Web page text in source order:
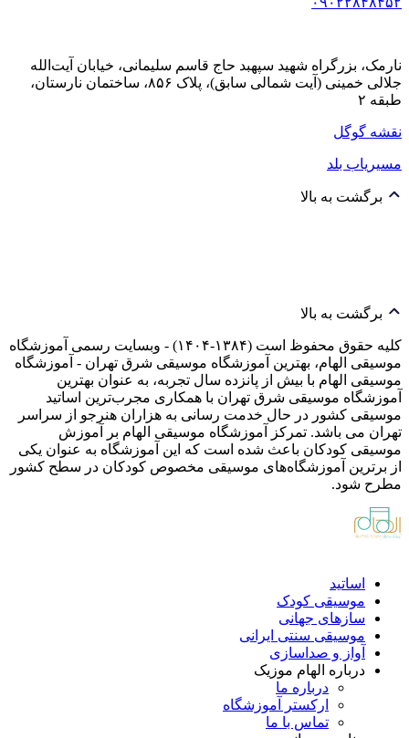
نارمک، بزرگراه شهید سپهبد حاج قاسم سلیمانی، خیابان آیت‌الله
جلالی خمینی (آیت شمالی سابق)، پلاک ۸۵۶، ساختمان نارستان،
طبقه ۲
نقشه گوگل
مسیریاب بلد
برگشت به بالا
برگشت به بالا
کلیه حقوق محفوظ است (۱۳۸۴-۱۴۰۴) - وبسایت رسمی آموزشگاه
موسیقی الهام، بهترین آموزشگاه موسیقی شرق تهران - آموزشگاه
موسیقی الهام با بیش از پانزده سال تجربه، به عنوان بهترین
آموزشگاه موسیقی شرق تهران با همکاری مجرب‌ترین اساتید
موسیقی کشور در حال خدمت رسانی به هزاران هنرجو از سراسر
تهران می باشد. تمرکز آموزشگاه موسیقی الهام بر آموزش
موسیقی کودکان باعث شده است که این آموزشگاه به عنوان یکی
از برترین آموزشگاه‌های موسیقی مخصوص کودکان در سطح کشور
مطرح شود.
اساتید
موسیقی کودک
سازهای جهانی
موسیقی سنتی ایرانی
آواز و صداسازی
درباره الهام موزیک
درباره ما
ارکستر آموزشگاه
تماس با ما